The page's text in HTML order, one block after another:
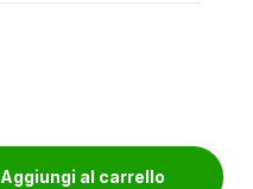
Aggiungi al carrello